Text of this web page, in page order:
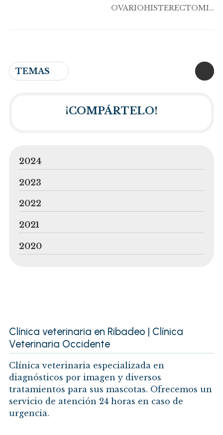
TEMAS
OVARIOHISTERECTOMIA
¡COMPÁRTELO!
2024
2023
2022
2021
2020
Clínica veterinaria en Ribadeo | Clínica
Veterinaria Occidente
Clínica veterinaria especializada en
diagnósticos por imagen y diversos
tratamientos para sus mascotas. Ofrecemos un
servicio de atención 24 horas en caso de
urgencia.